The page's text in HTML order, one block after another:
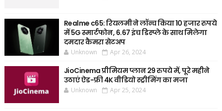
Realme c65: रियलमी ने लॉन्च किया 10 हजार रुपये
में 5G स्मार्टफोन, 6.67 इंच डिस्प्ले के साथ मिलेगा
दमदार कैमरा सेटअप
Unknown Apr 26, 2024
JioCinema प्रीमियम प्लान 29 रुपये में, पूरे महीने
उठाएं ऐड-फ्री 4K वीडियो स्ट्रीमिंग का मजा
Unknown Apr 25, 2024